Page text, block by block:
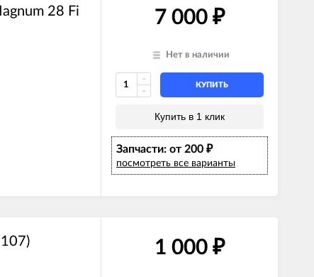
28 Fi
7 000 ₽
Нет в наличии
КУПИТЬ
Купить в 1 клик
Запчасти: от 200 ₽
посмотреть все варианты
1 000 ₽